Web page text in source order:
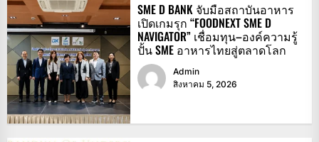
SME D BANK จับมือสถาบันอาหาร
เปิดเกมรุก “FOODNEXT SME D
NAVIGATOR” เชื่อมทุน–องค์ความรู้
ปั้น SME อาหารไทยสู่ตลาดโลก
Admin
สิงหาคม 5, 2026